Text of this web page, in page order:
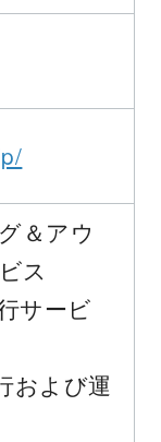
＆アウ
ス
サービ
および運